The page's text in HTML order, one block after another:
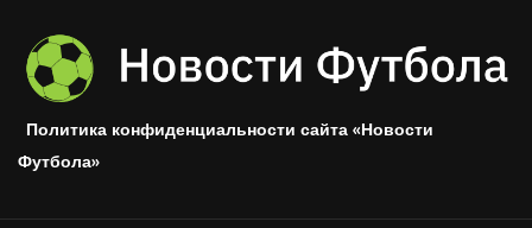
Политика конфиденциальности сайта «Новости
Футбола»